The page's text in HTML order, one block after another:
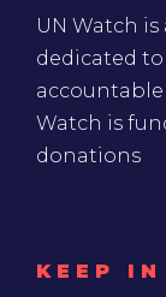
UN Watch
dedicated
Watch is
donations
KEEP IN